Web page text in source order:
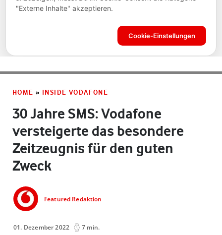
HOME » INSIDE VODAFONE
30 Jahre SMS: Vodafone
versteigerte das besondere
Zeitzeugnis für den guten
Zweck
Featured Redaktion
01. Dezember 2022 7 min.